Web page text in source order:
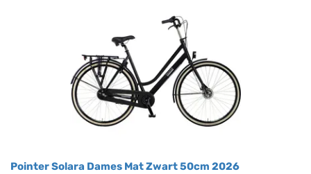
Pointer Solara Dames Mat Zwart 50cm 2026